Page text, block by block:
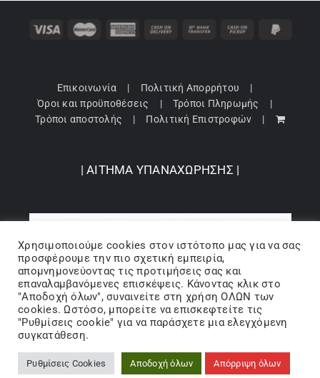
Επικοινωνία
Πολιτική Απορρήτου
Όροι και προϋποθέσεις
Τρόποι Πληρωμής
Τρόποι αποστολής
Πολιτική Επιστροφών
| ΑΙΤΗΜΑ ΥΠΑΝΑΧΩΡΗΣΗΣ |
Copyright 2024 © Barbopoulos store - All Rights Reserved |
Χρησιμοποιούμε cookies στον ιστότοπo μας για να σας
προσφέρουμε την πιο σχετική εμπειρία,
απομνημονεύοντας τις προτιμήσεις σας και
επαναλαμβανόμενες επισκέψεις. Κάνοντας κλικ στο
"Αποδοχή όλων", συναινείτε στη χρήση ΟΛΩΝ των
cookies. Ωστόσο, μπορείτε να επισκεφτείτε τις
"Ρυθμίσεις cookie" για να παράσχετε μια ελεγχόμενη
συγκατάθεση.
Ρυθμίσεις Cookies Αποδοχή όλων Απόρριψη όλων